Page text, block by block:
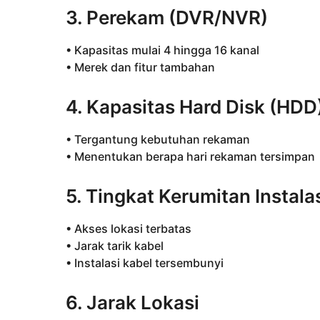
3. Perekam (DVR/NVR)
• Kapasitas mulai 4 hingga 16 kanal
• Merek dan fitur tambahan
4. Kapasitas Hard Disk
• Tergantung kebutuhan rekaman
• Menentukan berapa hari rekaman tersimpan
5. Tingkat Kerumitan
• Akses lokasi terbatas
• Jarak tarik kabel
• Instalasi kabel tersembunyi
6. Jarak Lokasi